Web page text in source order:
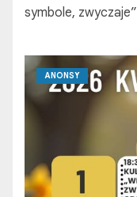
symbole, zwyczaje”
ANONSY